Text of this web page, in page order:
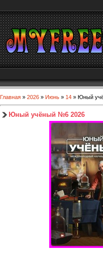
Главная » 2026 » Июнь » 14 » Юный
Юный учёный №6 2026